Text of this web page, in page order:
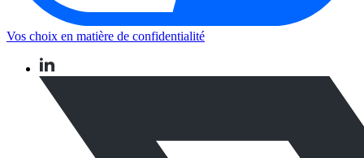
Vos choix en matière de confidentialité